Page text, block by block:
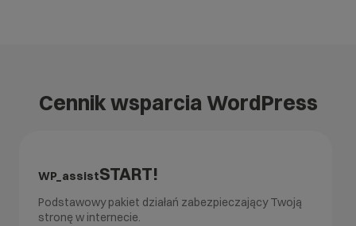
Cennik wsparcia WordPress
WP_assistSTART!
Podstawowy pakiet działań zabezpieczający Twoją
stronę w internecie.